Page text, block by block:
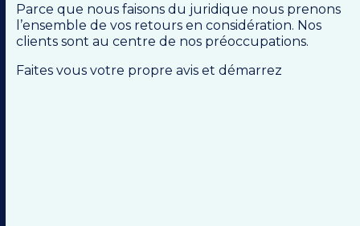
Parce que nous faisons du juridique nous prenons
l’ensemble de vos retours en considération. Nos
clients sont au centre de nos préoccupations.
Faites vous votre propre avis et démarrez